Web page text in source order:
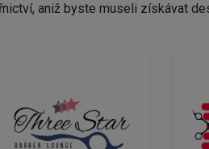
aniž byste museli získávat